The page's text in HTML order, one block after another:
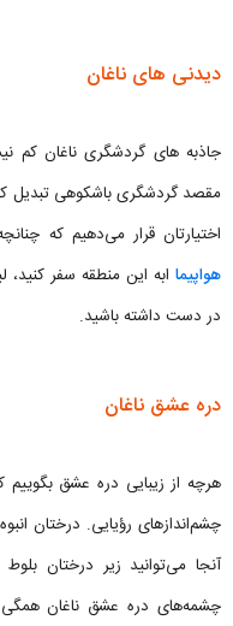
دیدنی های ناغان
جاذبه‌ های گردشگری ناغان کم
مقصد گردشگری باشکوهی تبدیل
اختیارتان قرار می‌دهیم که
هواپیما ابه این منطقه سفر کنید،
در دست داشته باشید.
دره عشق ناغان
هرچه از زیبایی دره عشق
چشم‌اندازهای رؤیایی. درختان
آنجا می‌توانید زیر درختان
چشمه‌های دره عشق ناغان